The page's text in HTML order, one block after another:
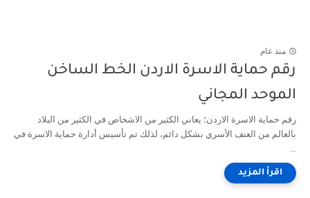
منذ عام
رقم حماية الاسرة الاردن الخط الساخن
الموحد المجاني
رقم حماية الاسرة الاردن؛ يعاني الكثير من الاشخاص في الكثير من البلاد
بالعالم من العنف الأسري بشكل دائم، لذلك تم تأسيس أدارة حماية الاسرة في